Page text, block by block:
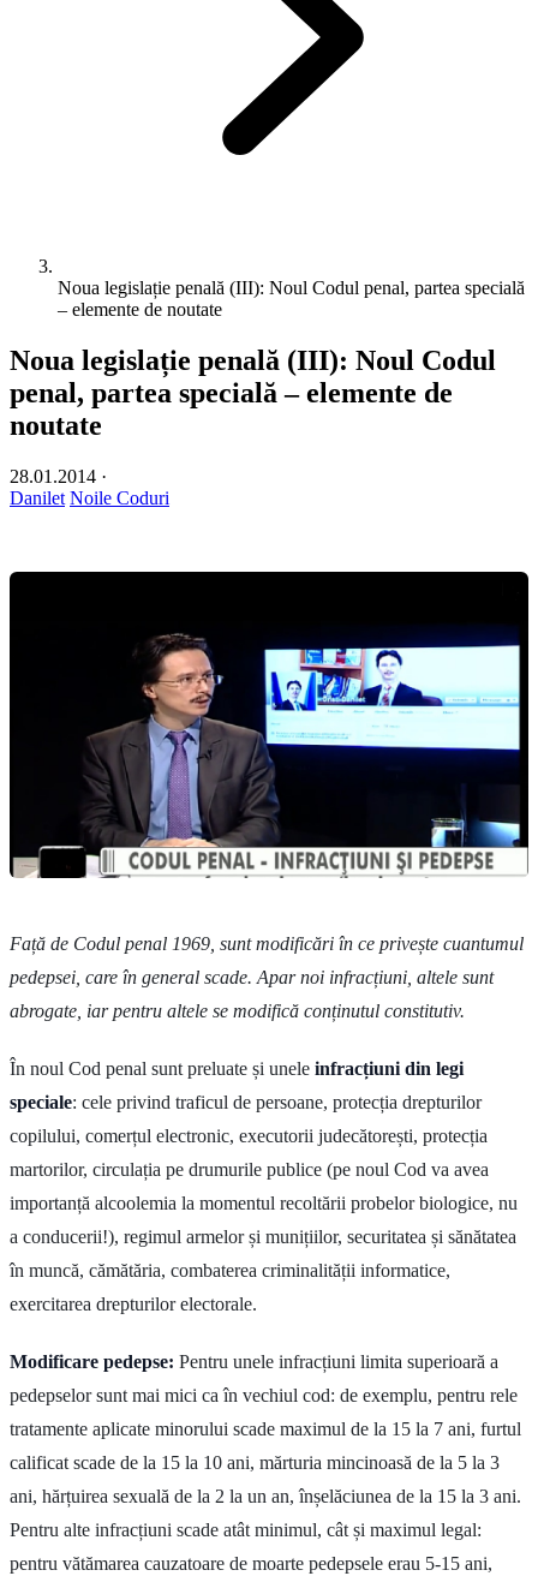
Noua legislație penală (III): Noul Codul penal, partea specială
– elemente de noutate
Noua legislație penală (III): Noul Codul
penal, partea specială – elemente de
noutate
28.01.2014 ·
Danilet Noile Coduri
Față de Codul penal 1969, sunt modificări în ce privește cuantumul
pedepsei, care în general scade. Apar noi infracțiuni, altele sunt
abrogate, iar pentru altele se modifică conținutul constitutiv.
În noul Cod penal sunt preluate și unele infracțiuni din legi
speciale: cele privind traficul de persoane, protecția drepturilor
copilului, comerțul electronic, executorii judecătorești, protecția
martorilor, circulația pe drumurile publice (pe noul Cod va avea
importanță alcoolemia la momentul recoltării probelor biologice, nu
a conducerii!), regimul armelor și munițiilor, securitatea și sănătatea
în muncă, cămătăria, combaterea criminalității informatice,
exercitarea drepturilor electorale.
Modificare pedepse: Pentru unele infracțiuni limita superioară a
pedepselor sunt mai mici ca în vechiul cod: de exemplu, pentru rele
tratamente aplicate minorului scade maximul de la 15 la 7 ani, furtul
calificat scade de la 15 la 10 ani, mărturia mincinoasă de la 5 la 3
ani, hărțuirea sexuală de la 2 la un an, înșelăciunea de la 15 la 3 ani.
Pentru alte infracțiuni scade atât minimul, cât și maximul legal:
pentru vătămarea cauzatoare de moarte pedepsele erau 5-15 ani,